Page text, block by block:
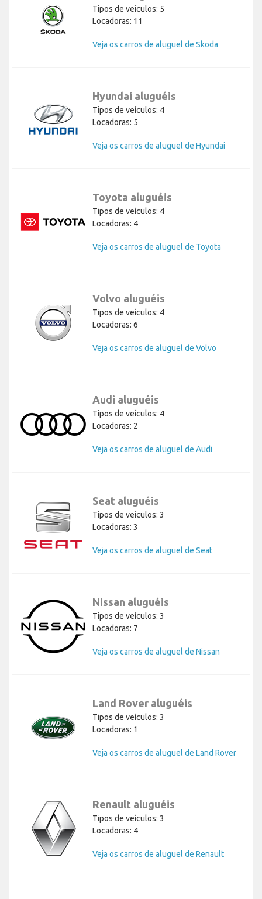
Tipos de veículos: 5
Locadoras: 11
Veja os carros de aluguel de Skoda
Hyundai aluguéis
Tipos de veículos: 4
Locadoras: 5
Veja os carros de aluguel de Hyundai
Toyota aluguéis
Tipos de veículos: 4
Locadoras: 4
Veja os carros de aluguel de Toyota
Volvo aluguéis
Tipos de veículos: 4
Locadoras: 6
Veja os carros de aluguel de Volvo
Audi aluguéis
Tipos de veículos: 4
Locadoras: 2
Veja os carros de aluguel de Audi
Seat aluguéis
Tipos de veículos: 3
Locadoras: 3
Veja os carros de aluguel de Seat
Nissan aluguéis
Tipos de veículos: 3
Locadoras: 7
Veja os carros de aluguel de Nissan
Land Rover aluguéis
Tipos de veículos: 3
Locadoras: 1
Veja os carros de aluguel de Land Rover
Renault aluguéis
Tipos de veículos: 3
Locadoras: 4
Veja os carros de aluguel de Renault